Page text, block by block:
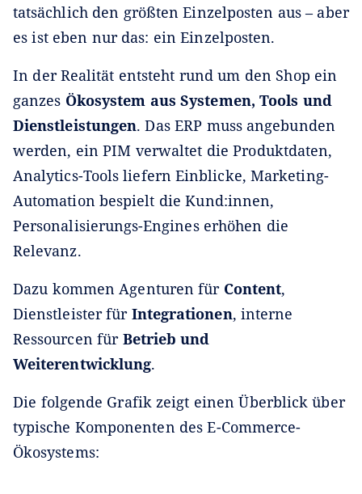
tatsächlich den größten Einzelposten aus – aber
es ist eben nur das: ein Einzelposten.
In der Realität entsteht rund um den Shop ein
ganzes Ökosystem aus Systemen, Tools und
Dienstleistungen. Das ERP muss angebunden
werden, ein PIM verwaltet die Produktdaten,
Analytics-Tools liefern Einblicke, Marketing-
Automation bespielt die Kund:innen,
Personalisierungs-Engines erhöhen die
Relevanz.
Dazu kommen Agenturen für Content,
Dienstleister für Integrationen, interne
Ressourcen für Betrieb und
Weiterentwicklung.
Die folgende Grafik zeigt einen Überblick über
typische Komponenten des E-Commerce-
Ökosystems: